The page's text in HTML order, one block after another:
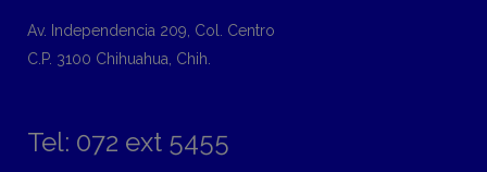
Av. Independencia 209, Col. Centro
C.P. 3100 Chihuahua, Chih.
Tel: 072 ext 5455